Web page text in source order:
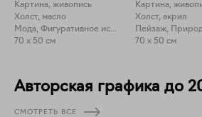
Картина, живопись
Холст, масло
Мода, Фигуративное искусство
70 x 50 см
Картина,
Холст, акрил
Пейзаж,
70 x 50 см
Авторская графика до
СМОТРЕТЬ ВСЕ